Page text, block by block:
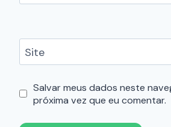
Site
Salvar meus dados neste
próxima vez que eu comentar.